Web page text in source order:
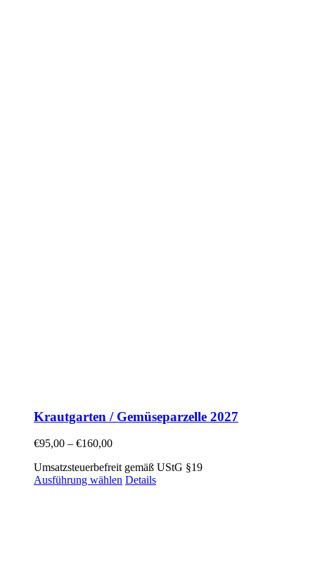
Krautgarten / Gemüseparzelle 2027
€95,00 – €160,00
Umsatzsteuerbefreit gemäß UStG §19
Ausführung wählen Details